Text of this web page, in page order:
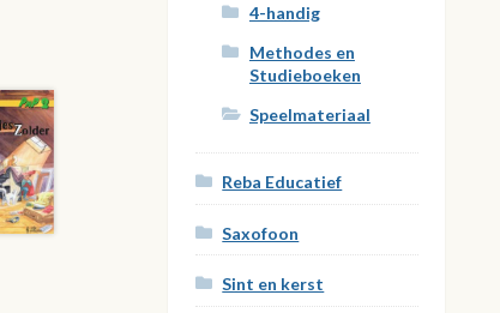
4-handig
Methodes en
Studieboeken
Speelmateriaal
Reba Educatief
Saxofoon
Sint en kerst